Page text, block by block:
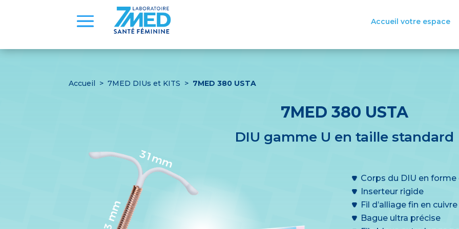
Accueil votre espace
Accueil >7MED DIUs et KITS > 7MED 380 USTA
7MED 380 USTA
DIU gamme U en taille standard
Corps du DIU en forme
Inserteur rigide
Fil d’alliage fin en cuivre
Bague ultra précise